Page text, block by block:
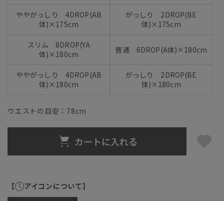
ややがっしり 4DROP(AB
体)×175cm
がっしり 2DROP(BE
体)×175cm
スリム 8DROP(YA
体)×180cm
普通 6DROP(A体)×180cm
ややがっしり 4DROP(AB
体)×180cm
がっしり 2DROP(BE
体)×180cm
ウエストの目安： 78cm
カートに入れる
【 アイコンについて】